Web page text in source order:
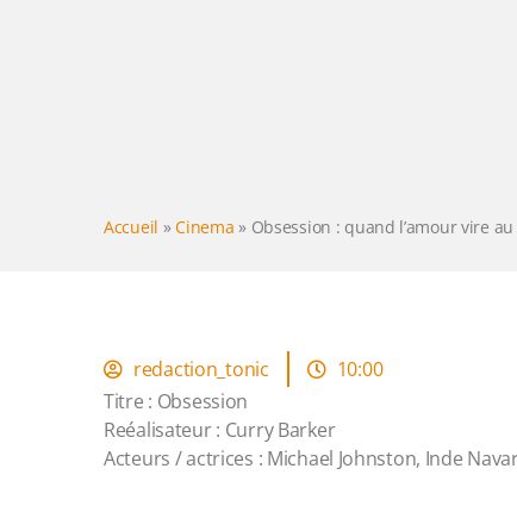
Accueil »Cinema » Obsession : quand l’amour vire
redaction_tonic
10:00
Titre : Obsession
Reéalisateur : Curry Barker
Acteurs / actrices : Michael Johnston, Inde